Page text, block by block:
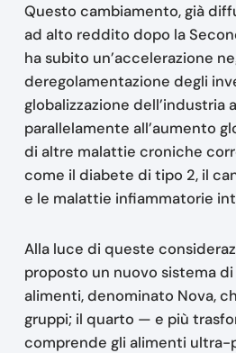
Questo cambiamento, già
ad alto reddito dopo la
ha subito un’accelerazione
deregolamentazione degli
globalizzazione dell’industria
parallelamente all’aumento
di altre malattie croniche
come il diabete di tipo 2, il
e le malattie infiammatorie
Alla luce di queste
proposto un nuovo sistema
alimenti, denominato Nova,
gruppi; il quarto — e più
comprende gli alimenti ultra-